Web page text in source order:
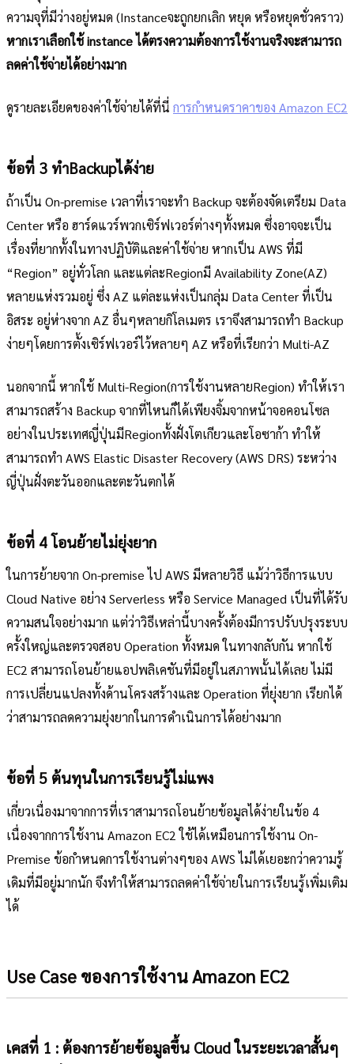
ความจุที่มีว่างอยู่หมด (Instanceจะถูกยกเลิก หยุด หรือหยุดชั่วคราว)
หากเราเลือกใช้ instance ได้ตรงความต้องการใช้งานจริงจะสามารถ
ลดค่าใช้จ่ายได้อย่างมาก
ดูรายละเอียดของค่าใช้จ่ายได้ที่นี่ การกำหนดราคาของ Amazon EC2
ข้อที่ 3 ทำBackupได้ง่าย
ถ้าเป็น On-premise เวลาที่เราจะทำ Backup จะต้องจัดเตรียม Data
Center หรือ ฮาร์ดแวร์พวกเซิร์ฟเวอร์ต่างๆทั้งหมด ซึ่งอาจจะเป็น
เรื่องที่ยากทั้งในทางปฏิบัติและค่าใช้จ่าย หากเป็น AWS ที่มี
“Region” อยู่ทั่วโลก และแต่ละRegionมี Availability Zone(AZ)
หลายแห่งรวมอยู่ ซึ่ง AZ แต่ละแห่งเป็นกลุ่ม Data Center ที่เป็น
อิสระ อยู่ห่างจาก AZ อื่นๆหลายกิโลเมตร เราจึงสามารถทำ Backup
ง่ายๆโดยการตั้งเซิร์ฟเวอร์ไว้หลายๆ AZ หรือที่เรียกว่า Multi-AZ
นอกจากนี้ หากใช้ Multi-Region(การใช้งานหลายRegion) ทำให้เรา
สามารถสร้าง Backup จากที่ไหนก็ได้เพียงจิ้มจากหน้าจอคอนโซล
อย่างในประเทศญี่ปุ่นมีRegionทั้งฝั่งโตเกียวและโอซาก้า ทำให้
สามารถทำ AWS Elastic Disaster Recovery (AWS DRS) ระหว่าง
ญี่ปุ่นฝั่งตะวันออกและตะวันตกได้
ข้อที่ 4 โอนย้ายไม่ยุ่งยาก
ในการย้ายจาก On-premise ไป AWS มีหลายวิธี แม้ว่าวิธีการแบบ
Cloud Native อย่าง Serverless หรือ Service Managed เป็นที่ได้รับ
ความสนใจอย่างมาก แต่ว่าวิธีเหล่านี้บางครั้งต้องมีการปรับปรุงระบบ
ครั้งใหญ่และตรวจสอบ Operation ทั้งหมด ในทางกลับกัน หากใช้
EC2 สามารถโอนย้ายแอปพลิเคชันที่มีอยู่ในสภาพนั้นได้เลย ไม่มี
การเปลี่ยนแปลงทั้งด้านโครงสร้างและ Operation ที่ยุ่งยาก เรียกได้
ว่าสามารถลดความยุ่งยากในการดำเนินการได้อย่างมาก
ข้อที่ 5 ต้นทุนในการเรียนรู้ไม่แพง
เกี่ยวเนื่องมาจากการที่เราสามารถโอนย้ายข้อมูลได้ง่ายในข้อ 4
เนื่องจากการใช้งาน Amazon EC2 ใช้ได้เหมือนการใช้งาน On-
Premise ข้อกำหนดการใช้งานต่างๆของ AWS ไม่ได้เยอะกว่าความรู้
เดิมที่มีอยู่มากนัก จึงทำให้สามารถลดค่าใช้จ่ายในการเรียนรู้เพิ่มเติม
ได้
Use Case ของการใช้งาน Amazon EC2
เคสที่ 1 : ต้องการย้ายข้อมูลขึ้น Cloud ในระยะเวลาสั้นๆ